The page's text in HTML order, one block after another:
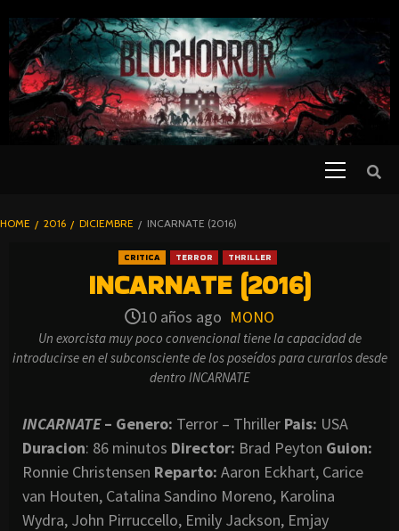
TO
CONTENT
BLOGHORROR
HOME 2016 DICIEMBRE INCARNATE (2016)
CRITICA TERROR THRILLER
INCARNATE (2016)
10 años ago MONO
Un exorcista muy poco convencional tiene la capacidad de
introducirse en el subconsciente de los poseídos para curarlos desde
dentro INCARNATE
INCARNATE– Genero: Terror – Thriller Pais: USA
Duracion: 86 minutos Director: Brad Peyton Guion:
Ronnie Christensen Reparto: Aaron Eckhart, Carice
van Houten, Catalina Sandino Moreno, Karolina
Wydra, John Pirruccello, Emily Jackson, Emjay